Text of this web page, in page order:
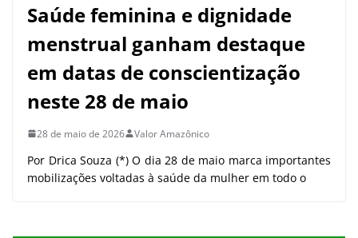
Saúde feminina e dignidade
menstrual ganham destaque
em datas de conscientização
neste 28 de maio
28 de maio de 2026 Valor Amazônico
Por Drica Souza (*) O dia 28 de maio marca importantes
mobilizações voltadas à saúde da mulher em todo o